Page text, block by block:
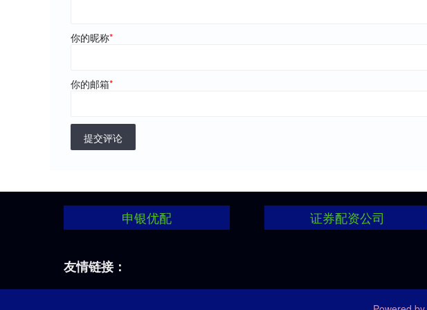
你的昵称*
你的邮箱*
提交评论
申银优配 证券配资公司
友情链接：